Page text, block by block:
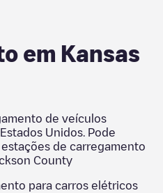
em Kansas
de veículos
Estados Unidos . Pode
de carregamento
County
para carros elétricos